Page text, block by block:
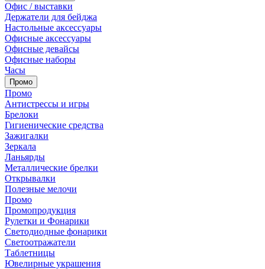
Офис / выставки
Держатели для бейджа
Настольные аксессуары
Офисные аксессуары
Офисные девайсы
Офисные наборы
Часы
Промо
Промо
Антистрессы и игры
Брелоки
Гигиенические средства
Зажигалки
Зеркала
Ланьярды
Металлические брелки
Открывалки
Полезные мелочи
Промо
Промопродукция
Рулетки и Фонарики
Светодиодные фонарики
Светоотражатели
Таблетницы
Ювелирные украшения